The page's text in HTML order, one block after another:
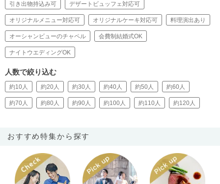
引き出物持込み可 デザートビュッフェ対応可
オリジナルメニュー対応可 オリジナルケーキ対応可 料理演出あり
オーシャンビューのチャペル 会費制結婚式OK
ナイトウエディングOK
人数で絞り込む
約10人 約20人 約30人 約40人 約50人 約60人
約70人 約80人 約90人 約100人 約110人 約120人
おすすめ特集から探す